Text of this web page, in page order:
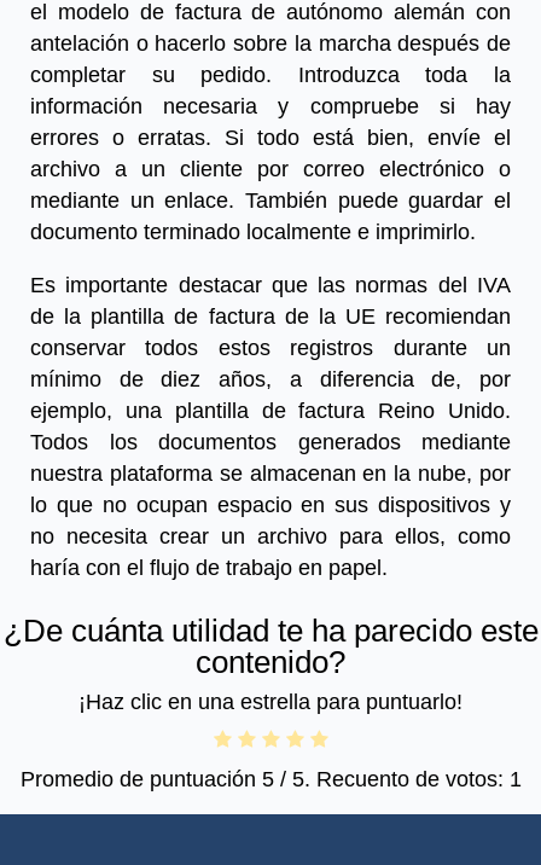
el modelo de factura de autónomo alemán con
antelación o hacerlo sobre la marcha después de
completar su pedido. Introduzca toda la
información necesaria y compruebe si hay
errores o erratas. Si todo está bien, envíe el
archivo a un cliente por correo electrónico o
mediante un enlace. También puede guardar el
documento terminado localmente e imprimirlo.
Es importante destacar que las normas del IVA
de la plantilla de factura de la UE recomiendan
conservar todos estos registros durante un
mínimo de diez años, a diferencia de, por
ejemplo, una plantilla de factura Reino Unido.
Todos los documentos generados mediante
nuestra plataforma se almacenan en la nube, por
lo que no ocupan espacio en sus dispositivos y
no necesita crear un archivo para ellos, como
haría con el flujo de trabajo en papel.
¿De cuánta utilidad te ha parecido este
contenido?
¡Haz clic en una estrella para puntuarlo!
Promedio de puntuación 5/ 5. Recuento de votos: 1